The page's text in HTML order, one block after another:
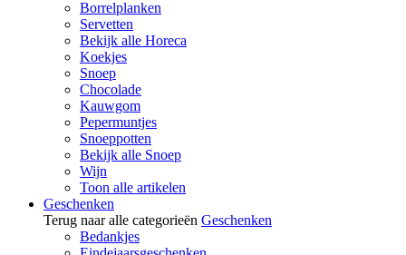
Borrelplanken
Servetten
Bekijk alle Horeca
Koekjes
Snoep
Chocolade
Kauwgom
Pepermuntjes
Snoeppotten
Bekijk alle Snoep
Wijn
Toon alle artikelen
Geschenken
Terug naar alle categorieën Geschenken
Bedankjes